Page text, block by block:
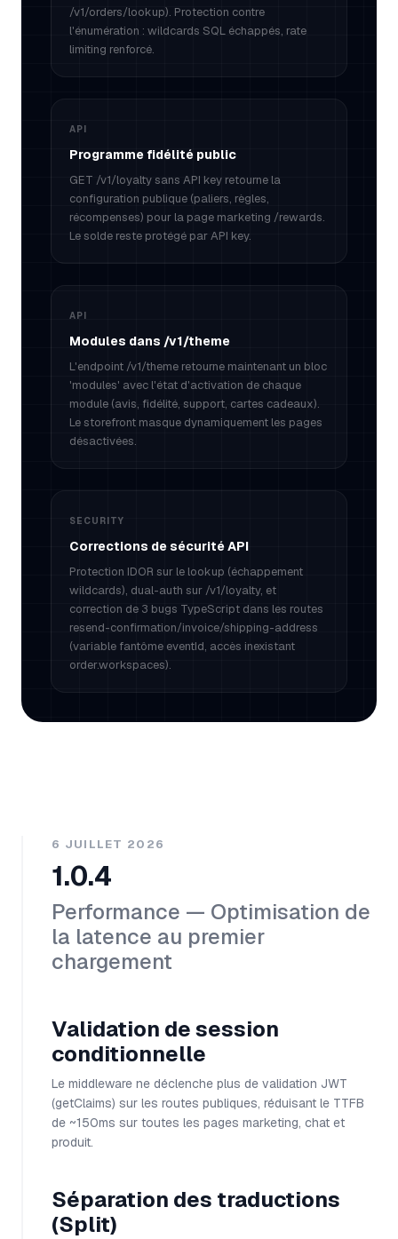
/v1/orders/lookup). Protection contre
l'énumération : wildcards SQL échappés, rate
limiting renforcé.
API
Programme fidélité public
GET /v1/loyalty sans API key retourne la
configuration publique (paliers, règles,
récompenses) pour la page marketing /rewards.
Le solde reste protégé par API key.
API
Modules dans /v1/theme
L'endpoint /v1/theme retourne maintenant un bloc
'modules' avec l'état d'activation de chaque
module (avis, fidélité, support, cartes cadeaux).
Le storefront masque dynamiquement les pages
désactivées.
SECURITY
Corrections de sécurité API
Protection IDOR sur le lookup (échappement
wildcards), dual-auth sur /v1/loyalty, et
correction de 3 bugs TypeScript dans les routes
resend-confirmation/invoice/shipping-address
(variable fantôme eventId, accès inexistant
order.workspaces).
6 JUILLET 2026
1.0.4
Performance — Optimisation de
la latence au premier
chargement
Validation de session
conditionnelle
Le middleware ne déclenche plus de validation JWT
(getClaims) sur les routes publiques, réduisant le TTFB
de ~150ms sur toutes les pages marketing, chat et
produit.
Séparation des traductions
(Split)